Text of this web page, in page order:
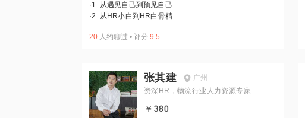
·1. 从遇见自己到预见自己
·2. 从HR小白到HR白骨精
20 人约聊过 • 评分 9.5
张其建
广州
资深HR，物流行业人力资源专家
￥380